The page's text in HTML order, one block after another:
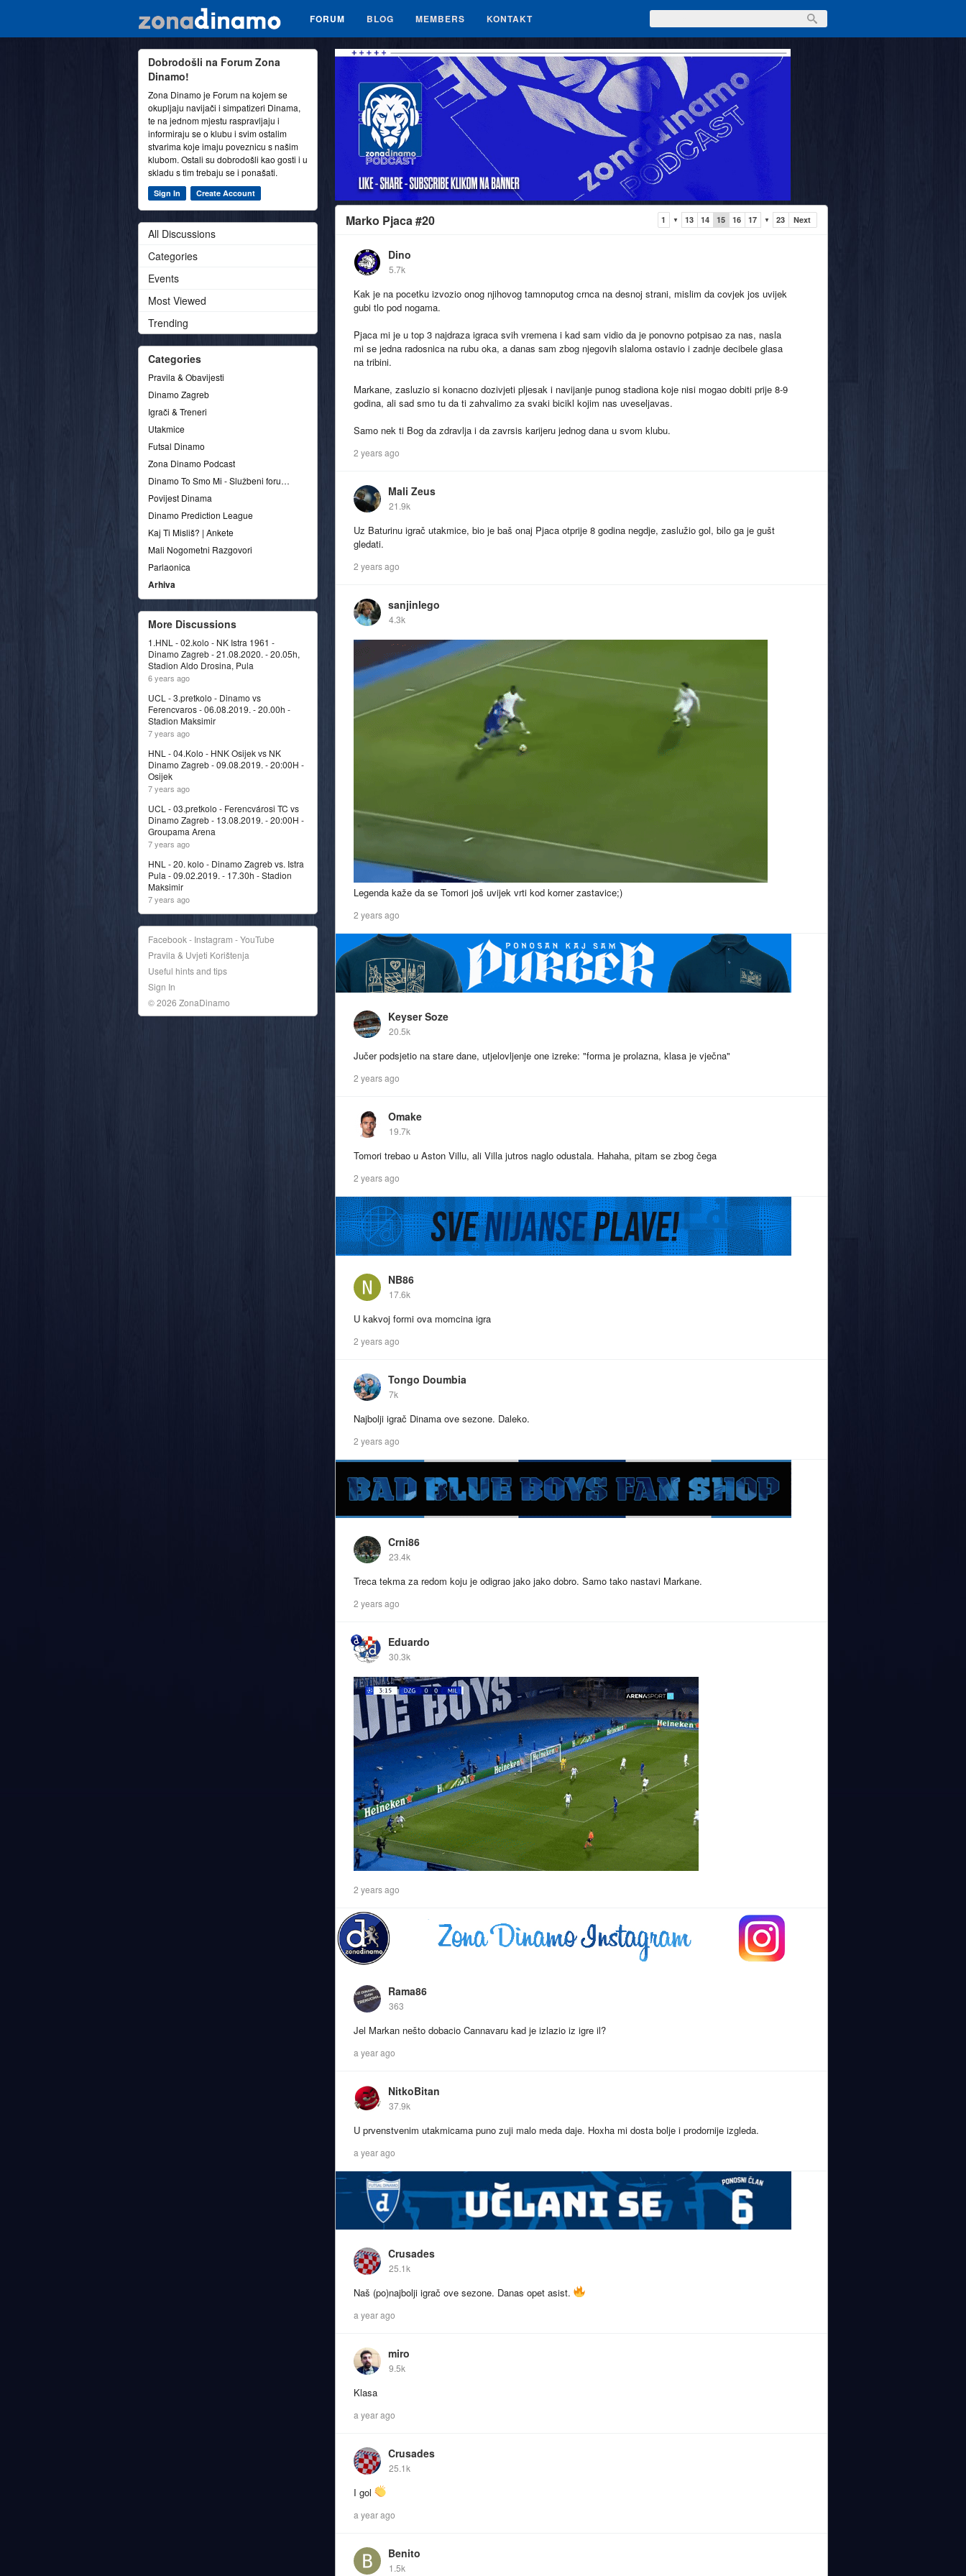
FORUM BLOG MEMBERS KONTAKT
Marko Pjaca #20 1 ▼ 13 14 15 16 17 ▼ 23 Next
Dino
5.7k
Kak je na pocetku izvozio onog njihovog tamnoputog crnca na desnoj strani, mislim da covjek jos uvijek
gubi tlo pod nogama.
Pjaca mi je u top 3 najdraza igraca svih vremena i kad sam vidio da je ponovno potpisao za nas, nasla
mi se jedna radosnica na rubu oka, a danas sam zbog njegovih slaloma ostavio i zadnje decibele glasa
na tribini.
Markane, zasluzio si konacno dozivjeti pljesak i navijanje punog stadiona koje nisi mogao dobiti prije 8-9
godina, ali sad smo tu da ti zahvalimo za svaki bicikl kojim nas uveseljavas.
Samo nek ti Bog da zdravlja i da zavrsis karijeru jednog dana u svom klubu.
2 years ago
Mali Zeus
21.9k
Uz Baturinu igrač utakmice, bio je baš onaj Pjaca otprije 8 godina negdje, zaslužio gol, bilo ga je gušt
gledati.
2 years ago
sanjinlego
4.3k
Legenda kaže da se Tomori još uvijek vrti kod korner zastavice;)
2 years ago
Keyser Soze
20.5k
Jučer podsjetio na stare dane, utjelovljenje one izreke: "forma je prolazna, klasa je vječna"
2 years ago
Omake
19.7k
Tomori trebao u Aston Villu, ali Villa jutros naglo odustala. Hahaha, pitam se zbog čega
2 years ago
NB86
17.6k
U kakvoj formi ova momcina igra
2 years ago
Tongo Doumbia
7k
Najbolji igrač Dinama ove sezone. Daleko.
2 years ago
Crni86
23.4k
Treca tekma za redom koju je odigrao jako jako dobro. Samo tako nastavi Markane.
2 years ago
Eduardo
30.3k
2 years ago
Rama86
363
Jel Markan nešto dobacio Cannavaru kad je izlazio iz igre il?
a year ago
NitkoBitan
37.9k
U prvenstvenim utakmicama puno zuji malo meda daje. Hoxha mi dosta bolje i prodornije izgleda.
a year ago
Crusades
25.1k
Naš (po)najbolji igrač ove sezone. Danas opet asist.
a year ago
miro
9.5k
Klasa
a year ago
Crusades
25.1k
I gol
a year ago
Benito
1.5k
Dobrodošli na Forum Zona
Dinamo!
Zona Dinamo je Forum na kojem se
okupljaju navijači i simpatizeri Dinama,
te na jednom mjestu raspravljaju i
informiraju se o klubu i svim ostalim
stvarima koje imaju poveznicu s našim
klubom. Ostali su dobrodošli kao gosti i u
skladu s tim trebaju se i ponašati.
Sign In Create Account
All Discussions
Categories
Events
Most Viewed
Trending
Categories
Pravila & Obavijesti
Dinamo Zagreb
Igrači & Treneri
Utakmice
Futsal Dinamo
Zona Dinamo Podcast
Dinamo To Smo Mi - Službeni forum udruge
Povijest Dinama
Dinamo Prediction League
Kaj Ti Misliš? | Ankete
Mali Nogometni Razgovori
Parlaonica
Arhiva
More Discussions
1.HNL - 02.kolo - NK Istra 1961 -
Dinamo Zagreb - 21.08.2020. - 20.05h,
Stadion Aldo Drosina, Pula
6 years ago
UCL - 3.pretkolo - Dinamo vs
Ferencvaros - 06.08.2019. - 20.00h -
Stadion Maksimir
7 years ago
HNL - 04.Kolo - HNK Osijek vs NK
Dinamo Zagreb - 09.08.2019. - 20:00H -
Osijek
7 years ago
UCL - 03.pretkolo - Ferencvárosi TC vs
Dinamo Zagreb - 13.08.2019. - 20:00H -
Groupama Arena
7 years ago
HNL - 20. kolo - Dinamo Zagreb vs. Istra
Pula - 09.02.2019. - 17.30h - Stadion
Maksimir
7 years ago
Facebook - Instagram - YouTube
Pravila & Uvjeti Korištenja
Useful hints and tips
Sign In
© 2026 ZonaDinamo